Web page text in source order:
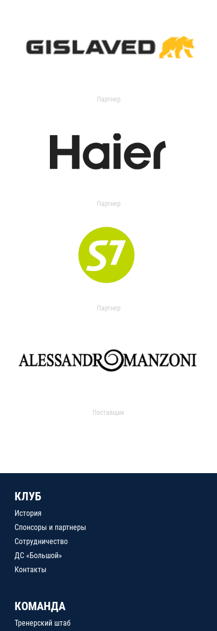
Партнер
Партнер
Партнер
Поставщик
КЛУБ
История
Спонсоры и партнеры
Сотрудничество
ДС «Большой»
Контакты
КОМАНДА
Тренерский штаб